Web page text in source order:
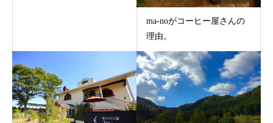
ma-noがコーヒー屋さんの
理由。